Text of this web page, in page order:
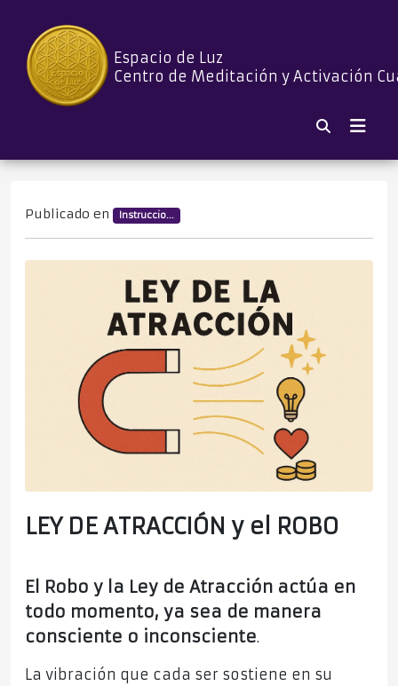
Espacio de Luz
Centro de Meditación y Activación
Publicado en Instruccio...
LEY DE ATRACCIÓN y el ROBO
El Robo y la Ley de Atracción actúa en
todo momento, ya sea de manera
consciente o inconsciente.
La vibración que cada ser sostiene en su